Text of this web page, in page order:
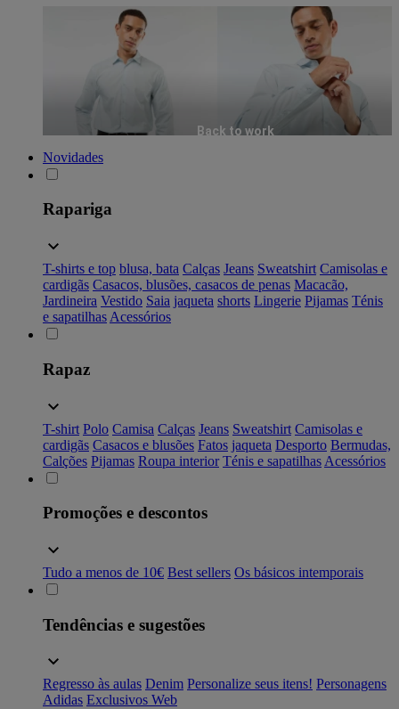
Back to work
Novidades
Rapariga
T-shirts e top blusa, bata Calças Jeans Sweatshirt Camisolas e
cardigãs Casacos, blusões, casacos de penas Macacão,
Jardineira Vestido Saia jaqueta shorts Lingerie Pijamas Ténis
e sapatilhas Acessórios
Rapaz
T-shirt Polo Camisa Calças Jeans Sweatshirt Camisolas e
cardigãs Casacos e blusões Fatos jaqueta Desporto Bermudas,
Calções Pijamas Roupa interior Ténis e sapatilhas Acessórios
Promoções e descontos
Tudo a menos de 10€ Best sellers Os básicos intemporais
Tendências e sugestões
Regresso às aulas Denim Personalize seus itens! Personagens
Adidas Exclusivos Web